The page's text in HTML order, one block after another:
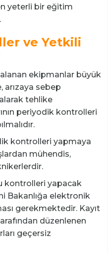
yeterli bir eğitim
ve Yetkili
ekipmanlar büyük
arızaya sebep
tehlike
periyodik kontrolleri
kontrolleri yapmaya
mühendis,
kontrolleri yapacak
Bakanlığa elektronik
gerekmektedir. Kayıt
düzenlenen
geçersiz